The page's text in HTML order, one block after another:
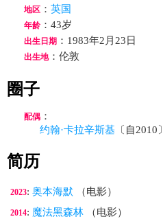
地区 ： 英国
年龄 ：43岁
出生日期 ：1983年2月23日
出生地：伦敦
圈子
配偶 ：
约翰·卡拉辛斯基〔自2010〕
简历
2023: 奥本海默 （电影）
2014: 魔法黑森林 （电影）